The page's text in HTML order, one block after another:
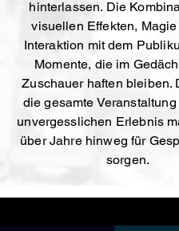
hinterlassen. Die
visuellen Effekten,
Interaktion mit dem
Momente, die im
Zuschauer haften bleiben.
die gesamte
unvergesslichen Erlebnis
über Jahre hinweg für
sorgen.